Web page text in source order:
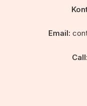
Email:
Call: